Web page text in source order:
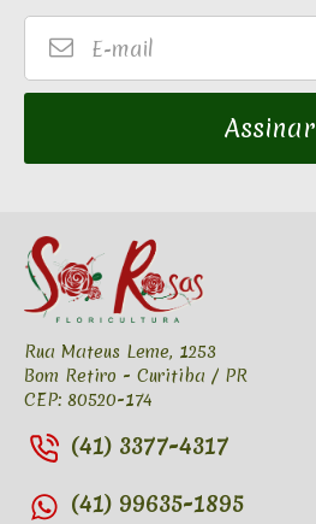
E-
Assinar
Rua Mateus Leme, 1253
Bom Retiro - Curitiba / PR
CEP: 80520-174
(41) 3377-4317
(41) 99635-1895